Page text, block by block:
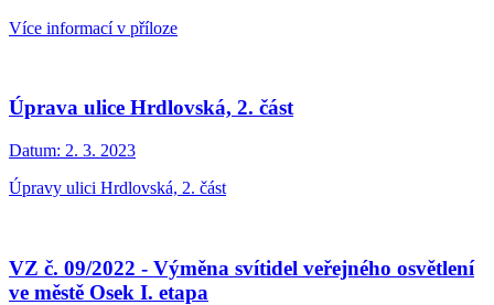
Více informací v příloze
Úprava ulice Hrdlovská, 2. část
Datum: 2. 3. 2023
Úpravy ulici Hrdlovská, 2. část
VZ č. 09/2022 - Výměna svítidel veřejného osvětlení
ve městě Osek I. etapa